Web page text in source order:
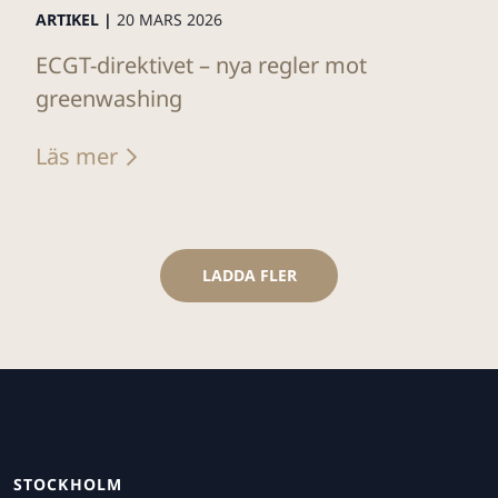
ARTIKEL | 20 MARS 2026
ECGT-direktivet – nya regler mot
greenwashing
Läs mer
LADDA FLER
STOCKHOLM